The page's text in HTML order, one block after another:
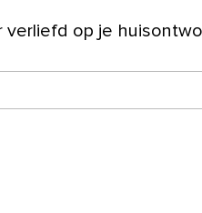
verliefd op je huis